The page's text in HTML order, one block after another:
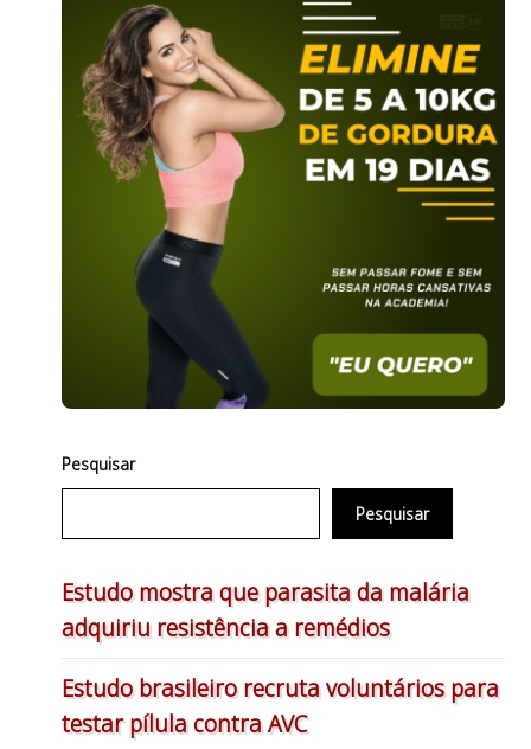
Pesquisar
Pesquisar
Estudo mostra que parasita da malária
adquiriu resistência a remédios
Estudo brasileiro recruta voluntários para
testar pílula contra AVC